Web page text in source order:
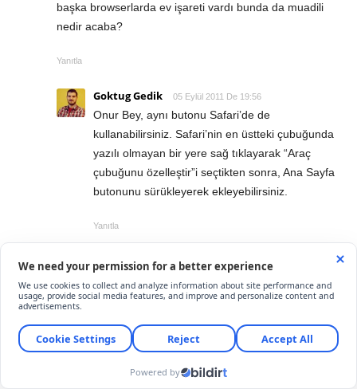
başka browserlarda ev işareti vardı bunda da muadili
nedir acaba?
Yanıtla
Goktug Gedik 05 Eylül 2011 De 19:56
Onur Bey, aynı butonu Safari’de de
kullanabilirsiniz. Safari’nin en üstteki çubuğunda
yazılı olmayan bir yere sağ tıklayarak “Araç
çubuğunu özelleştir”i seçtikten sonra, Ana Sayfa
butonunu sürükleyerek ekleyebilirsiniz.
Yanıtla
onurk 08 Eylül 2011 De 13:19
Çok teşekkür ederim.
MEHMET OGUZALP
Lanet Olsun Şu Sekmeli Tarayıcı Sayfası Hazırlıyanlara